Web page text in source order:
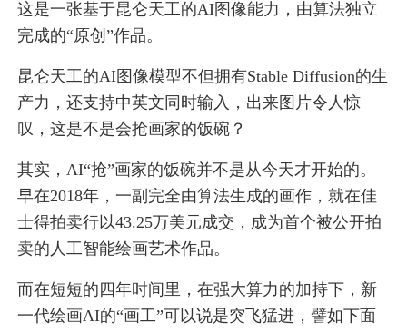
这是一张基于昆仑天工的AI图像能力，由算法独立
完成的“原创”作品。
昆仑天工的AI图像模型不但拥有Stable Diffusion的生
产力，还支持中英文同时输入，出来图片令人惊
叹，这是不是会抢画家的饭碗？
其实，AI“抢”画家的饭碗并不是从今天才开始的。
早在2018年，一副完全由算法生成的画作，就在佳
士得拍卖行以43.25万美元成交，成为首个被公开拍
卖的人工智能绘画艺术作品。
而在短短的四年时间里，在强大算力的加持下，新
一代绘画AI的“画工”可以说是突飞猛进，譬如下面